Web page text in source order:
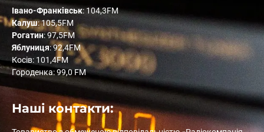
Івано-Франківськ: 104,3FM
Калуш: 105,5FM
Рогатин: 97,5FM
Яблуниця: 92,4FM
Косів: 101,4FM
Городенка: 99,0 FM
Наші контакти: